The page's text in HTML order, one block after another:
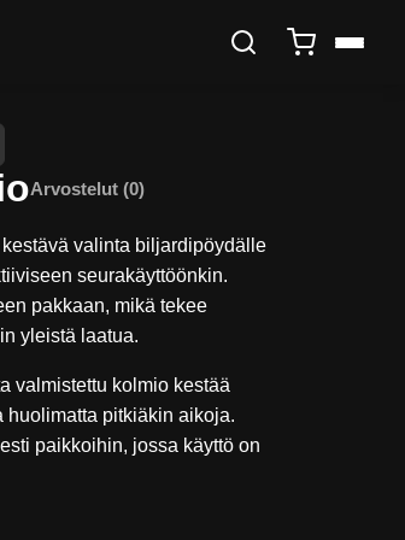
Arvostelut (0)
valinta biljardipöydälle
seurakäyttöönkin.
pakkaan, mikä tekee
yleistä laatua.
valmistettu kolmio kestää
huolimatta pitkiäkin aikoja.
paikkoihin, jossa käyttö on